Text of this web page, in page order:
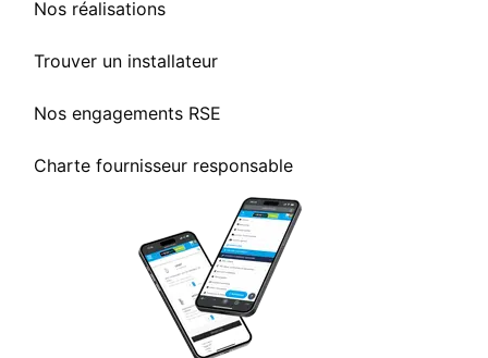
Nos réalisations
Trouver un installateur
Nos engagements RSE
Charte fournisseur responsable